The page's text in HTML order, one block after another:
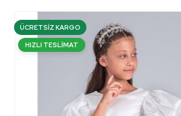
ÜCRETSIZ KARGO